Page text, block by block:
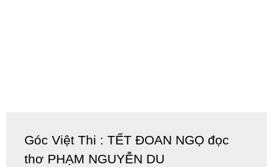
Góc Việt Thi : TẾT ĐOAN NGỌ đọc
thơ PHẠM NGUYỄN DU